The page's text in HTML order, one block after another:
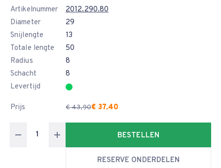
Artikelnummer
2012.290.80
Diameter
29
Snijlengte
13
Totale lengte
50
Radius
8
Schacht
8
Levertijd
Prijs € 43,90€ 37,40
BESTELLEN
RESERVE ONDERDELEN